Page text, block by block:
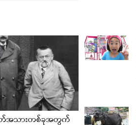
တ်အသားတစ်ခုအတွက်